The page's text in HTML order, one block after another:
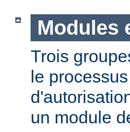
Modules
Trois
le
un module